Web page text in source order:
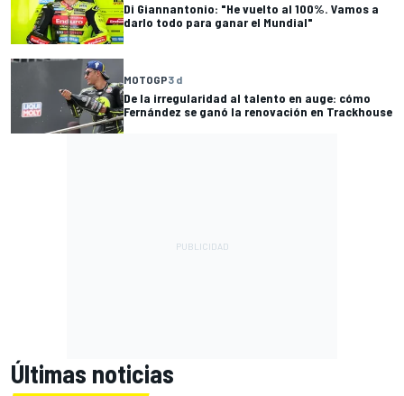
Di Giannantonio: "He vuelto al 100%. Vamos a
darlo todo para ganar el Mundial"
MOTOGP3 d
De la irregularidad al talento en auge: cómo
Fernández se ganó la renovación en Trackhouse
Últimas noticias